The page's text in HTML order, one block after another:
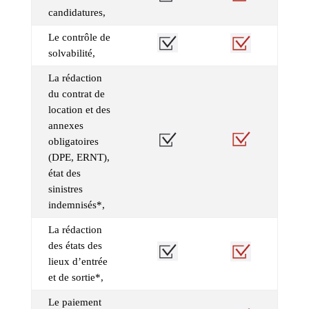
candidatures,
Le contrôle de
solvabilité,
La rédaction
du contrat de
location et des
annexes
obligatoires
(DPE, ERNT),
état des
sinistres
indemnisés*,
La rédaction
des états des
lieux d’entrée
et de sortie*,
Le paiement